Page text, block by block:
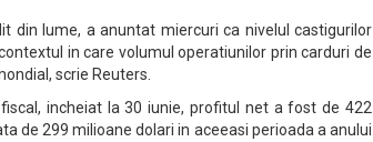
din lume, a anuntat miercuri ca nivelul castigurilor
in care volumul operatiunilor prin carduri de
scrie Reuters.
incheiat la 30 iunie, profitul net a fost de 422
de 299 milioane dolari in aceeasi perioada a anului